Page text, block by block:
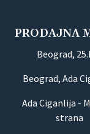
PRODAJNA
Beograd,
Beograd, Ada
Ada Ciganlija -
strana